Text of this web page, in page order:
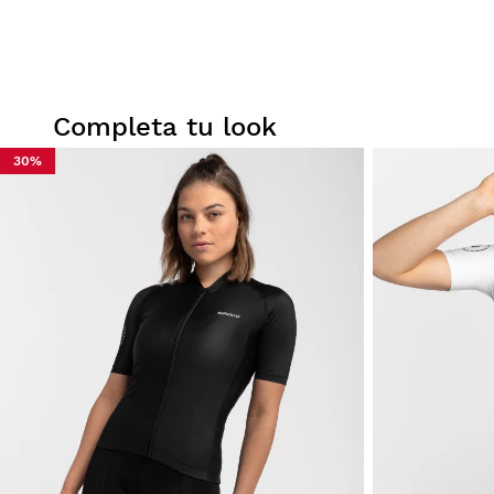
Completa tu look
30%